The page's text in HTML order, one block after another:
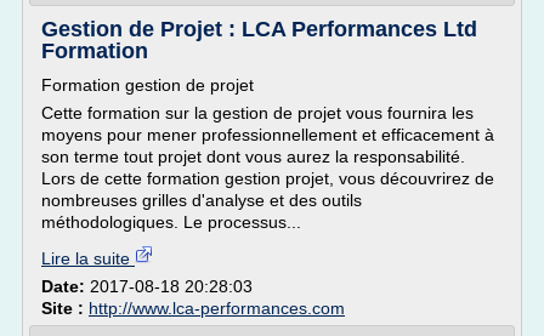
Gestion de Projet : LCA Performances Ltd
Formation
Formation gestion de projet
Cette formation sur la gestion de projet vous fournira les
moyens pour mener professionnellement et efficacement à
son terme tout projet dont vous aurez la responsabilité.
Lors de cette formation gestion projet, vous découvrirez de
nombreuses grilles d'analyse et des outils
méthodologiques. Le processus...
Lire la suite
Date: 2017-08-18 20:28:03
Site : http://www.lca-performances.com